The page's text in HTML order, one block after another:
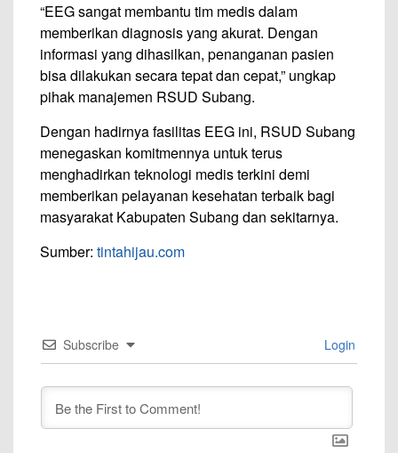
“EEG sangat membantu tim medis dalam
memberikan diagnosis yang akurat. Dengan
informasi yang dihasilkan, penanganan pasien
bisa dilakukan secara tepat dan cepat,” ungkap
pihak manajemen RSUD Subang.
Dengan hadirnya fasilitas EEG ini, RSUD Subang
menegaskan komitmennya untuk terus
menghadirkan teknologi medis terkini demi
memberikan pelayanan kesehatan terbaik bagi
masyarakat Kabupaten Subang dan sekitarnya.
Sumber: tintahijau.com
Subscribe Login